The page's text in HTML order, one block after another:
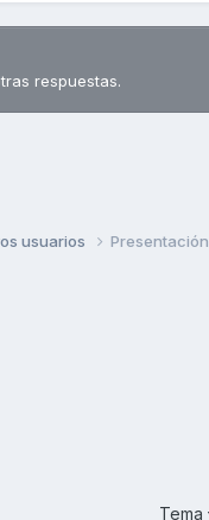
respuestas.
usuarios Presentación
Tema